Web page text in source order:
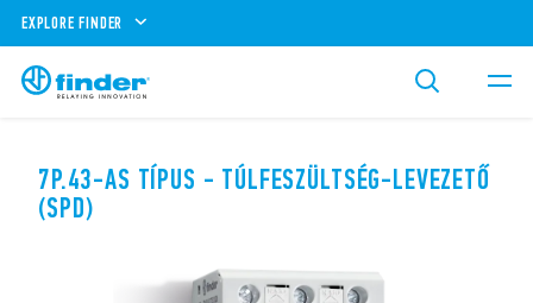
EXPLORE FINDER
7P.43-AS TÍPUS - TÚLFESZÜLTSÉG-LEVEZETŐ
(SPD)